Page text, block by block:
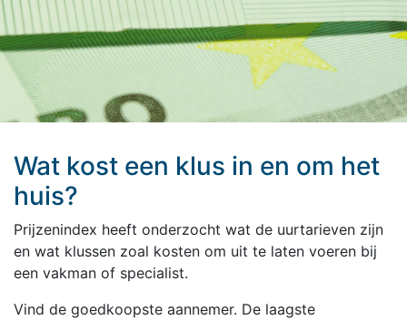
Wat kost een klus in en om het
huis?
Prijzenindex heeft onderzocht wat de uurtarieven zijn
en wat klussen zoal kosten om uit te laten voeren bij
een vakman of specialist.
Vind de goedkoopste aannemer. De laagste